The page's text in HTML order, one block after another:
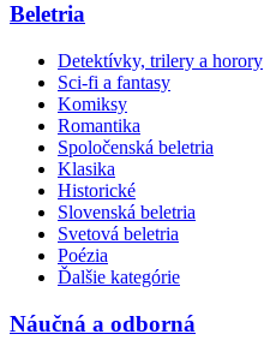
Beletria
Detektívky, trilery a horory
Sci-fi a fantasy
Komiksy
Romantika
Spoločenská beletria
Klasika
Historické
Slovenská beletria
Svetová beletria
Poézia
Ďalšie kategórie
Náučná a odborná